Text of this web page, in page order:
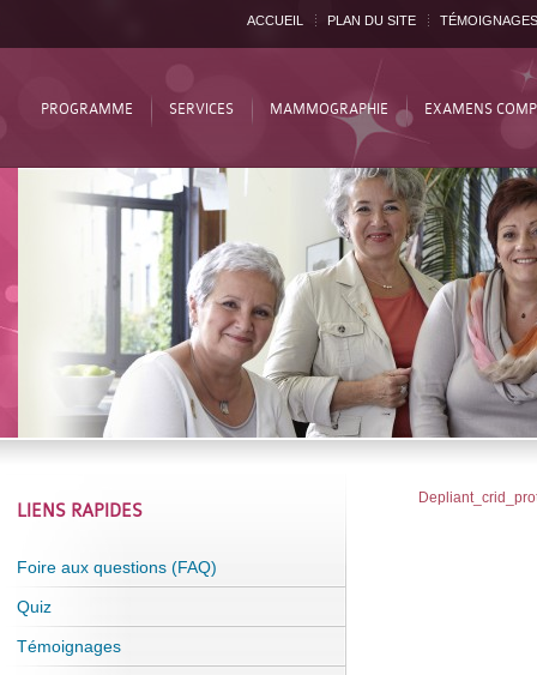
ACCUEIL PLAN DU SITE TÉMOIGNAGES
PROGRAMME SERVICES MAMMOGRAPHIE EXAMENS
LIENS RAPIDES
Foire aux questions (FAQ)
Quiz
Témoignages